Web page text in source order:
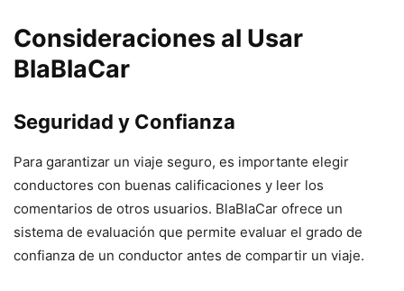
Consideraciones al Usar
BlaBlaCar
Seguridad y Confianza
Para garantizar un viaje seguro, es importante elegir
conductores con buenas calificaciones y leer los
comentarios de otros usuarios. BlaBlaCar ofrece un
sistema de evaluación que permite evaluar el grado de
confianza de un conductor antes de compartir un viaje.